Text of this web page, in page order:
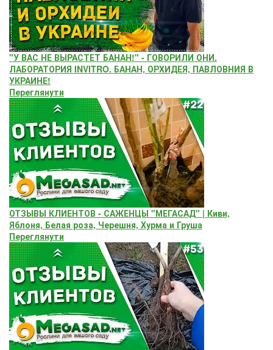
"У ВАС НЕ ВЫРАСТЕТ БАНАН!" - ГОВОРИЛИ ОНИ.
ЛАБОРАТОРИЯ INVITRO. БАНАН, ОРХИДЕЯ, ПАВЛОВНИЯ В
УКРАИНЕ!
Переглянути
ОТЗЫВЫ КЛИЕНТОВ - САЖЕНЦЫ "МЕГАСАД" | Киви,
Яблоня, Белая роза, Черешня, Хурма и Груша
Переглянути